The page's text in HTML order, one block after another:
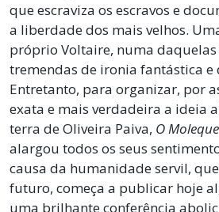
que escraviza os escravos e
a liberdade dos mais velhos.
próprio Voltaire, numa daquelas
tremendas de ironia fantástica e
Entretanto, para organizar, por
exata e mais verdadeira a ideia
terra de Oliveira Paiva, O Moleque
alargou todos os seus
causa da humanidade servil,
futuro, começa a publicar hoje
uma brilhante conferência